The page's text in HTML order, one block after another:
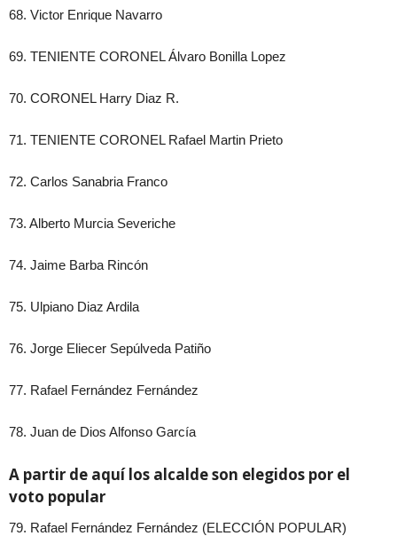
68. Victor Enrique Navarro
69. TENIENTE CORONEL Álvaro Bonilla Lopez
70. CORONEL Harry Diaz R.
71. TENIENTE CORONEL Rafael Martin Prieto
72. Carlos Sanabria Franco
73. Alberto Murcia Severiche
74. Jaime Barba Rincón
75. Ulpiano Diaz Ardila
76. Jorge Eliecer Sepúlveda Patiño
77. Rafael Fernández Fernández
78. Juan de Dios Alfonso García
A partir de aquí los alcalde son elegidos por el
voto popular
79. Rafael Fernández Fernández (ELECCIÓN POPULAR)